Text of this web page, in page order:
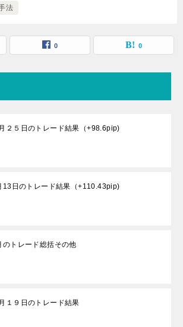
法
0 0
２５日のトレード結果（+98.6pip)
13日のトレード結果（+110.43pip)
のトレード総括その他
１９日のトレード結果